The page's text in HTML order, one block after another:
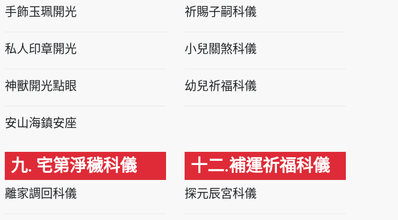
手飾玉珮開光
私人印章開光
神獸開光點眼
安山海鎮安座
九. 宅第淨穢科儀
離家調回科儀
祈賜子嗣科儀
小兒關煞科儀
幼兒祈福科儀
十二.補運祈福科儀
探元辰宮科儀